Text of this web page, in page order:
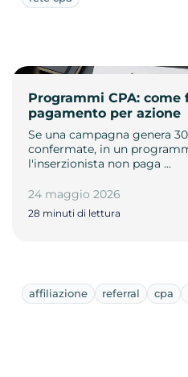
Programmi CPA: come
pagamento per azione
Se una campagna genera
confermate, in un
l'inserzionista non paga …
24 maggio 2026
28 minuti di lettura
affiliazione referral cpa